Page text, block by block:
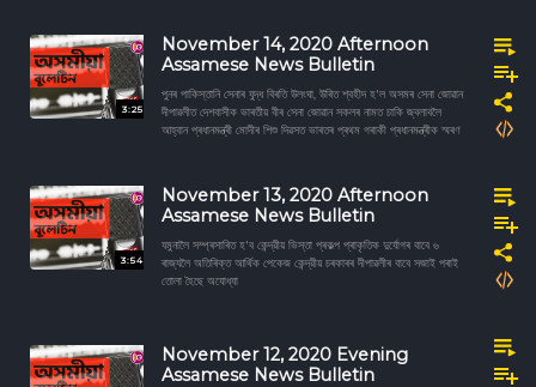
3:25
November 14, 2020 Afternoon
Assamese News Bulletin
পুনৰ পাকিস্তানি সেনাৰ যুদ্ধ বিৰতি উলংঘা, উৰিত শ্বহীদ হ'ল অসমৰ সেনা জোৱান
দীপাৱলীত দেশবাসীক ভাৰতীয় বীৰ সেনা জোৱান সকলৰ নামত চাকি জ্বলাবলৈ
আহ্বান প্ৰধানমন্ত্ৰী মোদীৰ শিশু দিৱসত ভাৰতৰ প্ৰথম গৰাকী প্ৰধানমন্ত্ৰীক স্মৰণ
3:54
November 13, 2020 Afternoon
Assamese News Bulletin
যমুনালৈ সম্প্ৰসাৰিত হ'ব কেন্দ্রীয় ভিস্তা প্ৰকল্প প্ৰাকৃতিক দুৰ্যোগৰ বাবে ৬
ৰাজ্যলৈ অতিৰিক্ত আৰ্থিক পেকেজ কেন্দ্রীয় চৰকাৰৰ দীপাৱলীৰ বাবে সজাই পৰাই
তোলা হৈছে অযোধ্যা
November 12, 2020 Evening
Assamese News Bulletin